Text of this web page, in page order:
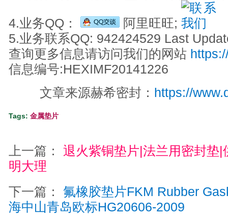
4.业务QQ：
阿里旺旺;
5.业务联系QQ: 942424529 Last
查询更多信息请访问我们的网站
信息编号:HEXIMF20141226
文章来源赫希密封： https://
Tags:金属垫片
上一篇：退火紫铜垫片|法兰用密封垫
明大理
下一篇：氟橡胶垫片FKM Rubber
海中山青岛欧标HG20606-2009